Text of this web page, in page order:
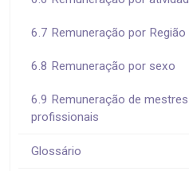
6.7 Remuneração por Região
6.8 Remuneração por sexo
6.9 Remuneração de
profissionais
Glossário